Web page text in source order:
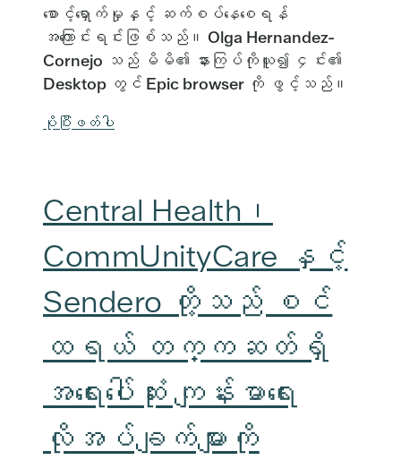
စောင့်ရှောက်မှုနှင့် ဆက်စပ်နေစေရန်
အကြောင်းရင်းဖြစ်သည်။ Olga Hernandez-
Cornejo သည် မိမိ၏ နားကြပ်ကိုယူ၍ ၄င်း၏
Desktop တွင် Epic browser ကို ဖွင့်သည်။
ပိုပြီးဖတ်ပါ
Central Health၊
CommUnityCare နှင့်
Sendero တို့သည် စင်
ထရယ် တက္ကဆတ်ရှိ
အရေးပေါ်ဆုံး ကျန်းမာရေး
လိုအပ်ချက်များကို